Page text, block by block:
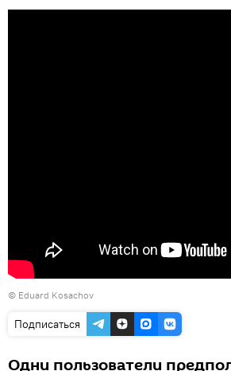
© Eduard Kosachov
Подписаться
Одни пользователи